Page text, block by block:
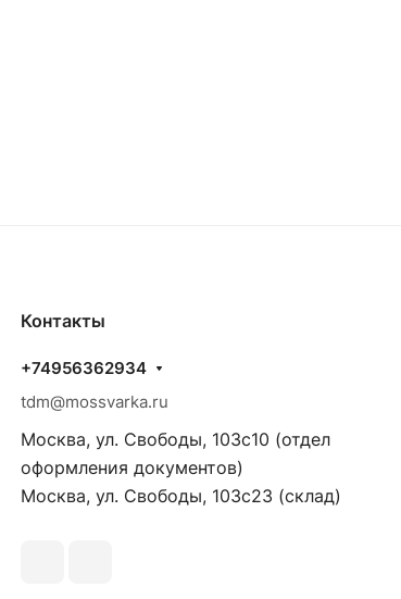
Контакты
+74956362934
tdm@mossvarka.ru
Москва, ул. Свободы, 103с10 (отдел
оформления документов)
Москва, ул. Свободы, 103с23 (склад)